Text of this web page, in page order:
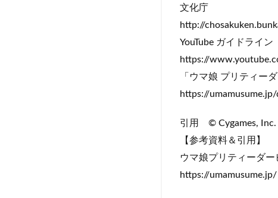
文化庁
http://
YouTube ガイドライン
https://
「ウマ娘 プリティー
https://
引用 © Cygames, Inc.
【参考資料＆引用】
ウマ娘プリティーダ
https://umamusume.jp/